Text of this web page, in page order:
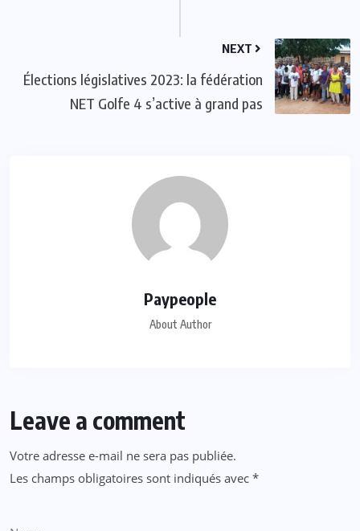
NEXT
Élections législatives 2023: la fédération
NET Golfe 4 s’active à grand pas
Paypeople
About Author
Leave a comment
Votre adresse e-mail ne sera pas publiée.
Les champs obligatoires sont indiqués avec *